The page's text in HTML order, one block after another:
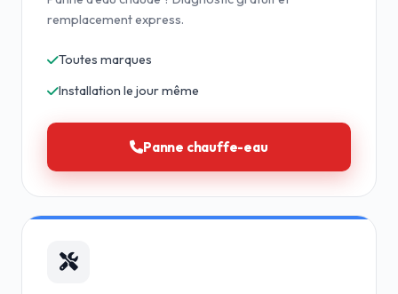
remplacement express.
Toutes marques
Installation le jour même
Panne chauffe-eau